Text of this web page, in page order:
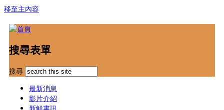
移至主內容
搜尋表單
搜尋
最新消息
影片介紹